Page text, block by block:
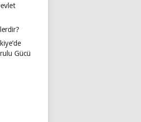
Gücü